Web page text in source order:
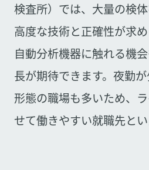
検査所）では、大量の検
高度な技術と正確性が求
自動分析機器に触れる機
長が期待できます。夜勤
形態の職場も多いため、
せて働きやすい就職先とい